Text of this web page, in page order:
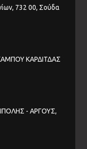
732 00, Σούδα
ΚΑΡΔΙΤΔΑΣ
- ΑΡΓΟΥΣ,